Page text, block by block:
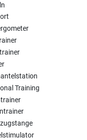
Training